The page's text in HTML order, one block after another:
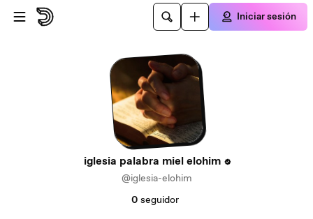
Saltar al contenido principal
Iniciar sesión
iglesia palabra miel elohim
@iglesia-elohim
0 seguidor